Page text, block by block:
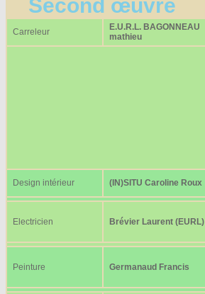
Second œuvre
Carreleur
E.U.R.L. BAGONNEAU
mathieu
Design intérieur (IN)SITU Caroline Roux
Electricien Brévier Laurent (EURL)
Peinture Germanaud Francis